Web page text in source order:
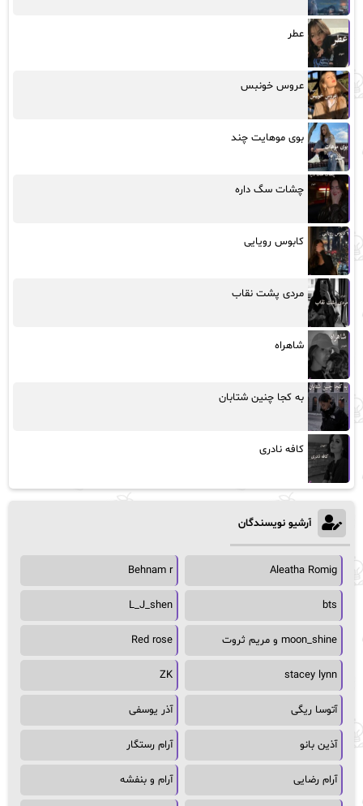
عطر
عروس خونبس
بوی موهایت چند
چشات سگ داره
کابوس رویایی
مردی پشت نقاب
شاهراه
به کجا چنین شتابان
کافه نادری
آرشیو نویسندگان
Aleatha Romig
Behnam r
bts
L_J_shen
moon_shine و مریم ثروت Red rose
stacey lynn
ZK
آتوسا ریگی آذر یوسفی
آذین بانو آرام رستگار
آرام رضایی آرام و بنفشه